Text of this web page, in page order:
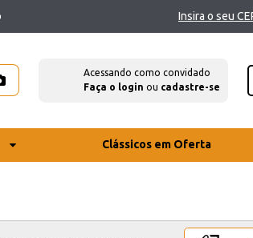
Insira o seu
Acessando como convidado
Faça o login ou cadastre-se
Clássicos em Oferta